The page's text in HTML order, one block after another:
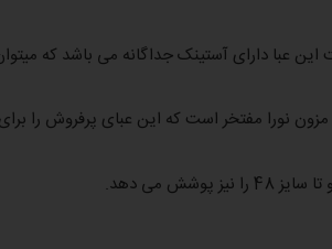
دارای آستینک جداگانه می باشد که
نورا مفتخر است که این عبای پرفروش را برای
نیز پوشش می دهد.